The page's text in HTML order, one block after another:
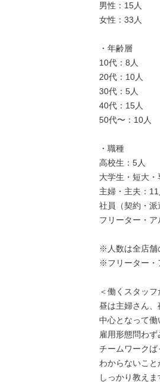
男性：15人
女性：33人
・年齢層
10代：8人
20代：10人
30代：5人
40代：15人
50代〜：10人
・職種
高校生：5人
大学生・短大・
主婦・主夫：11
社員（契約・派
フリーター・ア
※人数は全店舗
※フリーター・
＜働くスタッフ
昼は主婦さん
中心となって働
雇用形態問わず
チームワークば
わからないこ
しっかり教え